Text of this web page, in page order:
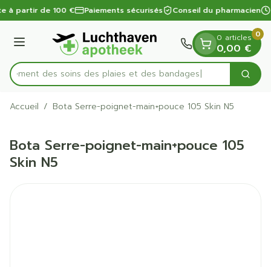
Aller au contenu
1 de 1
à partir de 100 € Paiements sécurisés Conseil du pharmacien
Menu
Rechercherdes soins des plaies et des bandages
0 articles
0,00 €
0
Accueil / Bota Serre-poignet-main+pouce 105 Skin N5
Bota Serre-poignet-main+pouce 105
Skin N5